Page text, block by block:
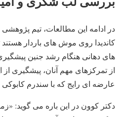
در ادامه این مطالعات، تیم
کاندیدا روی موش های باردار هستند
های دهانی هنگام رشد جنین
از تمرکزهای مهم آنان، پیشگیری
عارضه ای رایج که با سندرم کابوکی
دکتر کوون در این باره می گوید: